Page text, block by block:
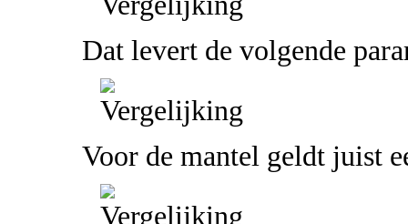
Dat levert de volgende
Voor de mantel geldt juist